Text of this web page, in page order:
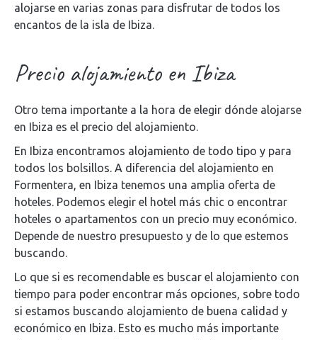
alojarse en varias zonas para disfrutar de todos los
encantos de la isla de Ibiza.
Precio alojamiento en Ibiza
Otro tema importante a la hora de elegir dónde alojarse
en Ibiza es el precio del alojamiento.
En Ibiza encontramos alojamiento de todo tipo y para
todos los bolsillos. A diferencia del alojamiento en
Formentera, en Ibiza tenemos una amplia oferta de
hoteles. Podemos elegir el hotel más chic o encontrar
hoteles o apartamentos con un precio muy económico.
Depende de nuestro presupuesto y de lo que estemos
buscando.
Lo que si es recomendable es buscar el alojamiento con
tiempo para poder encontrar más opciones, sobre todo
si estamos buscando alojamiento de buena calidad y
económico en Ibiza. Esto es mucho más importante